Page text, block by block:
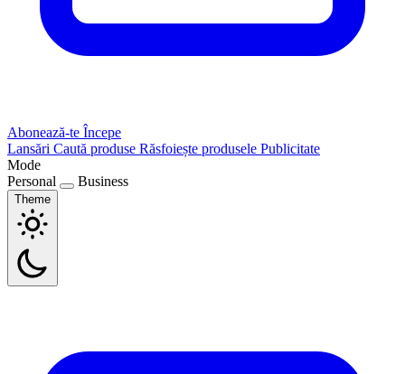
Abonează-te Începe
Lansări Caută produse Răsfoiește produsele Publicitate
Mode
Personal
Business
Theme